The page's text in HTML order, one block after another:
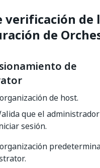
verificación de
de
de
de host.
que el
sesión.